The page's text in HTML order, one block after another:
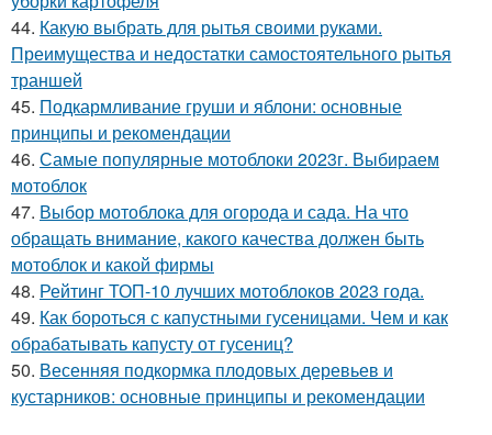
44. Какую выбрать для рытья своими руками.
Преимущества и недостатки самостоятельного рытья
траншей
45. Подкармливание груши и яблони: основные
принципы и рекомендации
46. Самые популярные мотоблоки 2023г. Выбираем
мотоблок
47. Выбор мотоблока для огорода и сада. На что
обращать внимание, какого качества должен быть
мотоблок и какой фирмы
48. Рейтинг ТОП-10 лучших мотоблоков 2023 года.
49. Как бороться с капустными гусеницами. Чем и как
обрабатывать капусту от гусениц?
50. Весенняя подкормка плодовых деревьев и
кустарников: основные принципы и рекомендации